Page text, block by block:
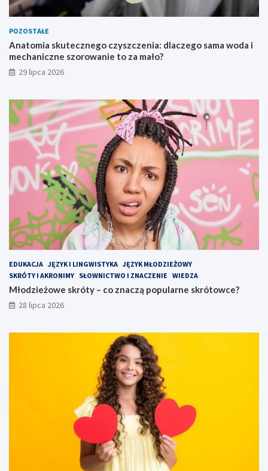
POZOSTAŁE
Anatomia skutecznego czyszczenia: dlaczego sama woda i
mechaniczne szorowanie to za mało?
29 lipca 2026
EDUKACJA JĘZYK I LINGWISTYKA JĘZYK MŁODZIEŻOWY
SKRÓTY I AKRONIMY SŁOWNICTWO I ZNACZENIE WIEDZA
Młodzieżowe skróty – co znaczą popularne skrótowce?
28 lipca 2026